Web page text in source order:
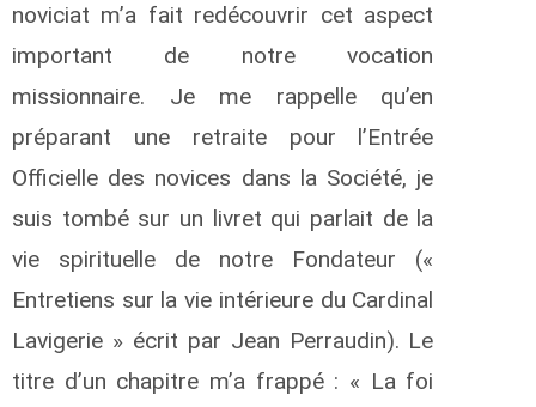
noviciat m’a fait redécouvrir cet aspect
important de notre vocation
missionnaire. Je me rappelle qu’en
préparant une retraite pour l’Entrée
Officielle des novices dans la Société, je
suis tombé sur un livret qui parlait de la
vie spirituelle de notre Fondateur («
Entretiens sur la vie intérieure du Cardinal
Lavigerie » écrit par Jean Perraudin). Le
titre d’un chapitre m’a frappé : « La foi